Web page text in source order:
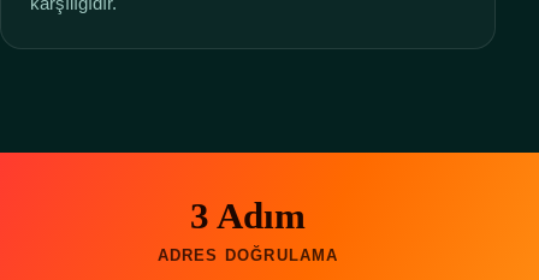
3 Adım
ADRES DOĞRULAMA